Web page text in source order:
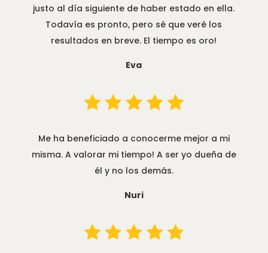
justo al día siguiente de haber estado en ella.
Todavía es pronto, pero sé que veré los
resultados en breve. El tiempo es oro!
Eva
Me ha beneficiado a conocerme mejor a mi
misma. A valorar mi tiempo! A ser yo dueña de
él y no los demás.
Nuri